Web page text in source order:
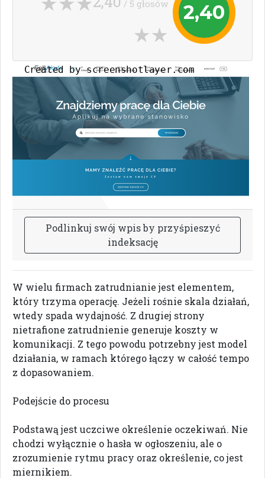
2,40
/ 5 głosów
Podlinkuj swój wpisby przyśpieszyć
indeksację
W wielu firmach zatrudnianie jest elementem,
który trzyma operację. Jeżeli rośnie skala działań,
wtedy spada wydajność. Z drugiej strony
nietrafione zatrudnienie generuje koszty w
komunikacji. Z tego powodu potrzebny jest model
działania, w ramach którego łączy w całość tempo
z dopasowaniem.
Podejście do procesu
Podstawą jest uczciwe określenie oczekiwań. Nie
chodzi wyłącznie o hasła w ogłoszeniu, ale o
zrozumienie rytmu pracy oraz określenie, co jest
miernikiem.